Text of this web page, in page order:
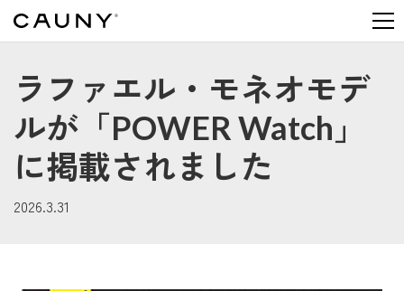
ラファエル・モネオモデ
ルが「POWER Watch」
に掲載されました
2026.3.31